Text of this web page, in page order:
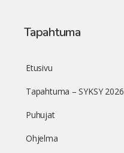
Tapahtuma
Etusivu
Tapahtuma – SYKSY 2026
Puhujat
Ohjelma